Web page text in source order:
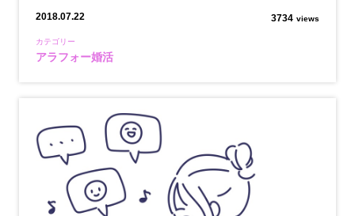
2018.07.22 3734 views
カテゴリー
アラフォー婚活